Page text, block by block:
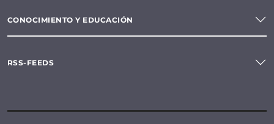
CONOCIMIENTO Y EDUCACIÓN
RSS-FEEDS